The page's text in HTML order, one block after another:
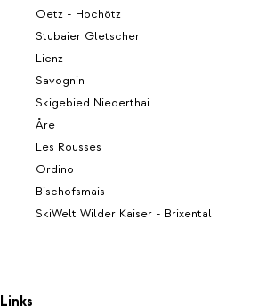
Oetz - Hochötz
Stubaier Gletscher
Lienz
Savognin
Skigebied Niederthai
Åre
Les Rousses
Ordino
Bischofsmais
SkiWelt Wilder Kaiser - Brixental
Links